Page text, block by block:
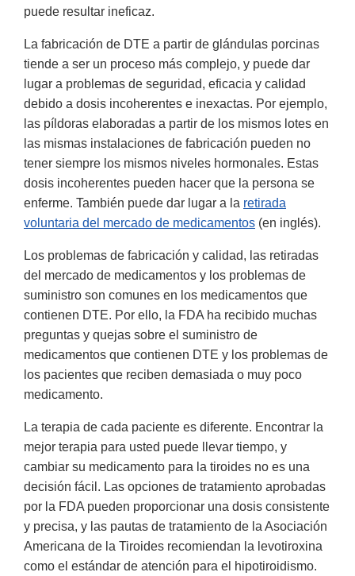
puede resultar ineficaz.
La fabricación de DTE a partir de glándulas porcinas
tiende a ser un proceso más complejo, y puede dar
lugar a problemas de seguridad, eficacia y calidad
debido a dosis incoherentes e inexactas. Por ejemplo,
las píldoras elaboradas a partir de los mismos lotes en
las mismas instalaciones de fabricación pueden no
tener siempre los mismos niveles hormonales. Estas
dosis incoherentes pueden hacer que la persona se
enferme. También puede dar lugar a la retirada
voluntaria del mercado de medicamentos (en inglés).
Los problemas de fabricación y calidad, las retiradas
del mercado de medicamentos y los problemas de
suministro son comunes en los medicamentos que
contienen DTE. Por ello, la FDA ha recibido muchas
preguntas y quejas sobre el suministro de
medicamentos que contienen DTE y los problemas de
los pacientes que reciben demasiada o muy poco
medicamento.
La terapia de cada paciente es diferente. Encontrar la
mejor terapia para usted puede llevar tiempo, y
cambiar su medicamento para la tiroides no es una
decisión fácil. Las opciones de tratamiento aprobadas
por la FDA pueden proporcionar una dosis consistente
y precisa, y las pautas de tratamiento de la Asociación
Americana de la Tiroides recomiendan la levotiroxina
como el estándar de atención para el hipotiroidismo.